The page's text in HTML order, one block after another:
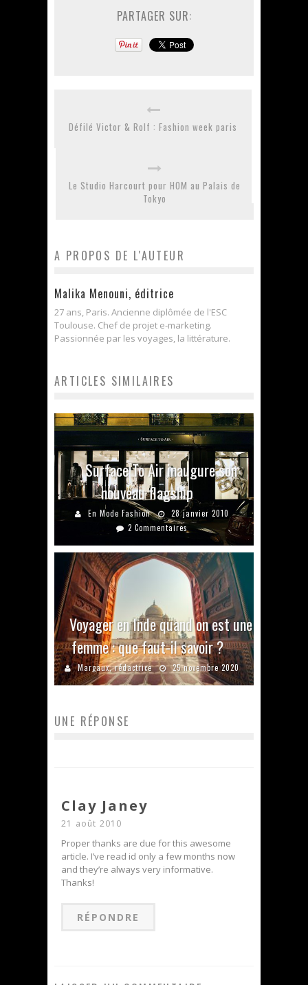
PARTAGER SUR:
Défilé Victor & Rolf : Fashion week paris
Le Studio Harcourt pour HOM au Palais de
Tokyo
A PROPOS DE L'AUTEUR
Malika Menouni, éditrice
27 ans, Paris. Ancienne diplômée de l'ESC
Toulouse. Chef de projet e-marketing.
Passionnée par les voyages, la littérature.
ARTICLES SIMILAIRES
Surface To Air inaugure son
nouveau flagship
En Mode Fashion
28 janvier 2010
2 Commentaires
Voyager en Inde quand on est une
femme : que faut-il savoir ?
Margaux, rédactrice 25 novembre 2020
UNE RÉPONSE
Clay Janey
21 août 2010
Proper thanks are due for this awesome
article. I’ve read id only a few months now
and they’re always very informative.
Thanks!
RÉPONDRE